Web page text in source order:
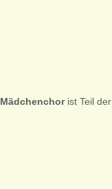
Mädchenchorist Teil der